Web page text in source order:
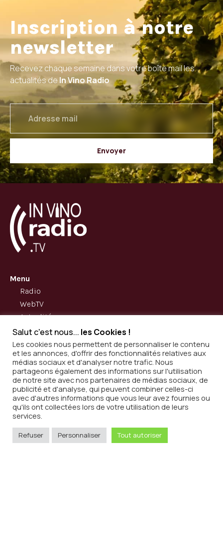
Inscription à notre
newsletter
Recevez chaque semaine dans votre boîte mail les
actualités de In Vino Radio
email
Envoyer
Menu
Radio
WebTV
Actualités
A propos
Contact
Adresse11 rue Pergolèse 75116 Paris
Téléphone01 85 65 97 26
Mailcontact@invinoradio.tv
Salut c'est nous... les Cookies !
Les cookies nous permettent de personnaliser le contenu
et les annonces, d'offrir des fonctionnalités relatives aux
médias sociaux et d'analyser notre trafic. Nous
partageons également des informations sur l'utilisation
de notre site avec nos partenaires de médias sociaux, de
publicité et d'analyse, qui peuvent combiner celles-ci
avec d'autres informations que vous leur avez fournies ou
qu'ils ont collectées lors de votre utilisation de leurs
services.
Refuser Personnaliser Tout autoriser